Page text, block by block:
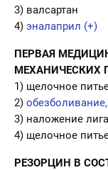
3) валсартан
4) эналаприл (+)
ПЕРВАЯ
МЕХАНИЧЕСКИХ
1) щелочное
2)
3) наложение
4) щелочное
РЕЗОРЦИН В